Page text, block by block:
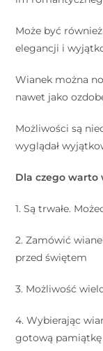
Może być
elegancji i
Wianek można
nawet jako
Możliwości są
wyglądał
Dla czego warto
1. Są trwałe.
2. Zamówić
przed świętem
3. Możliwość
4. Wybierając
gotową pamiątkę